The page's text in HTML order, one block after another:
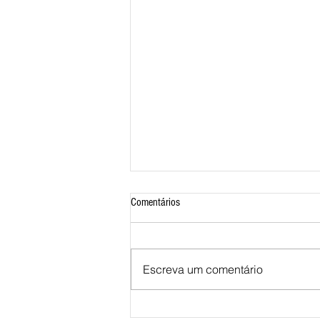
Comentários
Escreva um comentário